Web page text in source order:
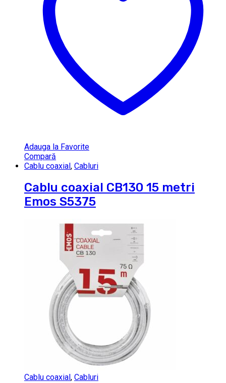
Adauga la Favorite
Compară
Cablu coaxial, Cabluri
Cablu coaxial CB130 15 metri
Emos S5375
Cablu coaxial , Cabluri